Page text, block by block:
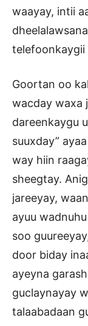
waayay, intii
telefoonkaygii
Goortan oo
wacday waxa
dareenkaygu
suuxday”
way hiin
sheegtay.
jareeyay,
ayuu
soo
door biday
ayeyna
guclaynayay
talaabadaan